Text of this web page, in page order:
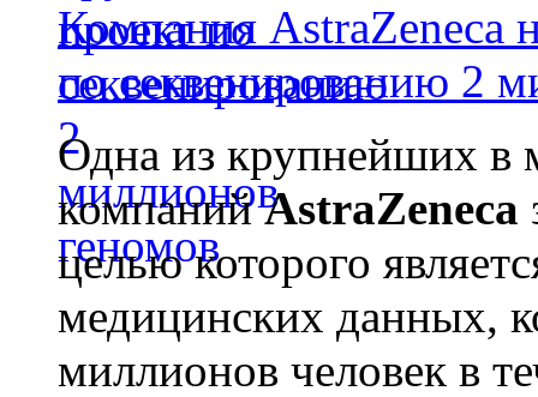
Компания AstraZeneca
по секвенированию 2
Одна из крупнейших в
компанийAstraZeneca
целью которого
медицинских данных,
миллионов человек в